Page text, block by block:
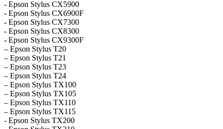
​- Epson Stylus CX5900
​- Epson Stylus CX6900F
​- Epson Stylus CX7300
​- Epson Stylus CX8300
​- Epson Stylus CX9300F
– Epson Stylus T20
– Epson Stylus T21
– Epson Stylus T23
– Epson Stylus T24
– Epson Stylus TX100
– Epson Stylus TX105
– Epson Stylus TX110
– Epson Stylus TX115
​- Epson Stylus TX200